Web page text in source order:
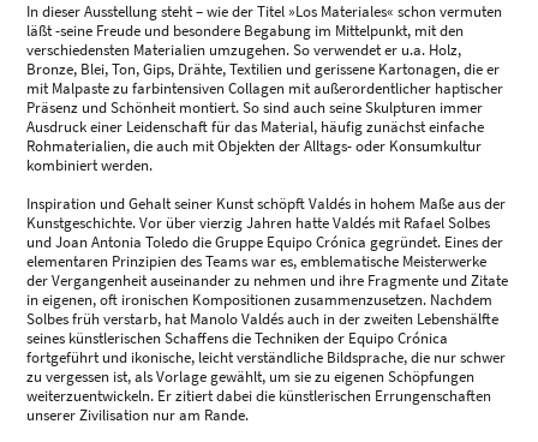
In dieser Ausstellung steht – wie der Titel »Los Materiales« schon vermuten
läßt -seine Freude und besondere Begabung im Mittelpunkt, mit den
verschiedensten Materialien umzugehen. So verwendet er u.a. Holz,
Bronze, Blei, Ton, Gips, Drähte, Textilien und gerissene Kartonagen, die er
mit Malpaste zu farbintensiven Collagen mit außerordentlicher haptischer
Präsenz und Schönheit montiert. So sind auch seine Skulpturen immer
Ausdruck einer Leidenschaft für das Material, häufig zunächst einfache
Rohmaterialien, die auch mit Objekten der Alltags- oder Konsumkultur
kombiniert werden.
Inspiration und Gehalt seiner Kunst schöpft Valdés in hohem Maße aus der
Kunstgeschichte. Vor über vierzig Jahren hatte Valdés mit Rafael Solbes
und Joan Antonia Toledo die Gruppe Equipo Crónica gegründet. Eines der
elementaren Prinzipien des Teams war es, emblematische Meisterwerke
der Vergangenheit auseinander zu nehmen und ihre Fragmente und Zitate
in eigenen, oft ironischen Kompositionen zusammenzusetzen. Nachdem
Solbes früh verstarb, hat Manolo Valdés auch in der zweiten Lebenshälfte
seines künstlerischen Schaffens die Techniken der Equipo Crónica
fortgeführt und ikonische, leicht verständliche Bildsprache, die nur schwer
zu vergessen ist, als Vorlage gewählt, um sie zu eigenen Schöpfungen
weiterzuentwickeln. Er zitiert dabei die künstlerischen Errungenschaften
unserer Zivilisation nur am Rande.